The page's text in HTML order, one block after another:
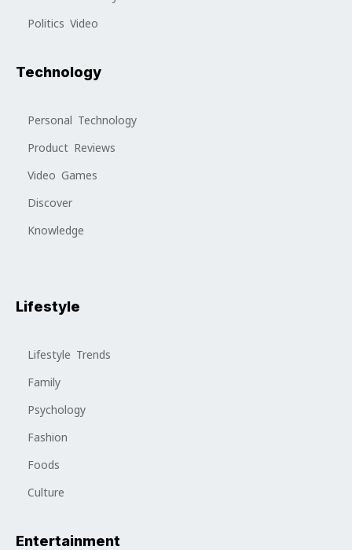
Politics Video
Technology
Personal Technology
Product Reviews
Video Games
Discover
Knowledge
Lifestyle
Lifestyle Trends
Family
Psychology
Fashion
Foods
Culture
Entertainment